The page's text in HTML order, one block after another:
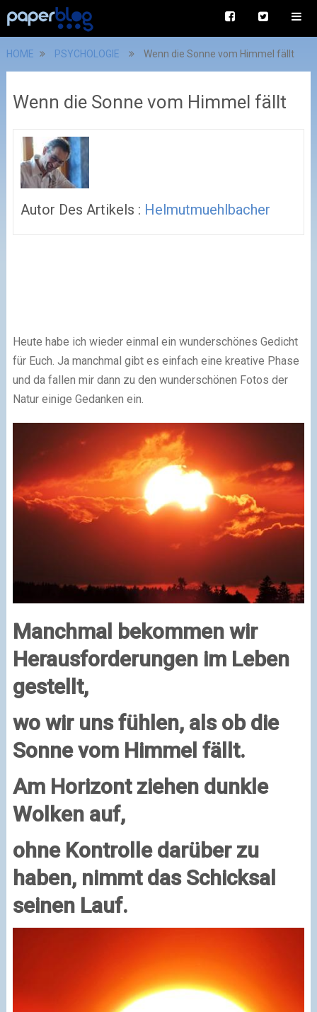
HOME PSYCHOLOGIE Wenn die Sonne vom Himmel fällt
Wenn die Sonne vom Himmel fällt
Autor Des Artikels : Helmutmuehlbacher
Heute habe ich wieder einmal ein wunderschönes Gedicht
für Euch. Ja manchmal gibt es einfach eine kreative Phase
und da fallen mir dann zu den wunderschönen Fotos der
Natur einige Gedanken ein.
Manchmal bekommen wir
Herausforderungen im Leben
gestellt,
wo wir uns fühlen, als ob die
Sonne vom Himmel fällt.
Am Horizont ziehen dunkle
Wolken auf,
ohne Kontrolle darüber zu
haben, nimmt das Schicksal
seinen Lauf.